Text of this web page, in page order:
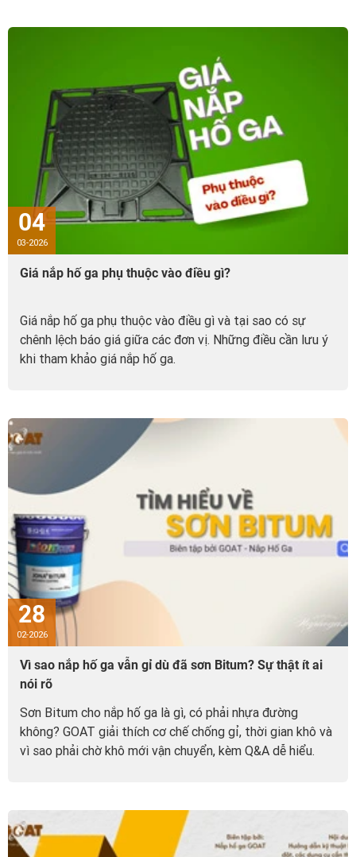
04
03-2026
Giá nắp hố ga phụ thuộc vào điều gì?
Giá nắp hố ga phụ thuộc vào điều gì và tại sao có sự
chênh lệch báo giá giữa các đơn vị. Những điều cần lưu ý
khi tham khảo giá nắp hố ga.
28
02-2026
Vì sao nắp hố ga vẫn gỉ dù đã sơn Bitum? Sự thật ít ai
nói rõ
Sơn Bitum cho nắp hố ga là gì, có phải nhựa đường
không? GOAT giải thích cơ chế chống gỉ, thời gian khô và
vì sao phải chờ khô mới vận chuyển, kèm Q&A dễ hiểu.